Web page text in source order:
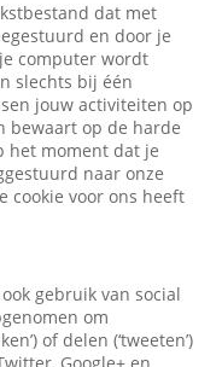
dat met
en door je
computer wordt
slechts bij één
jouw activiteiten op
bewaart op de harde
het moment dat je
naar onze
cookie voor ons heeft
gebruik van social
om
of delen (‘tweeten’)